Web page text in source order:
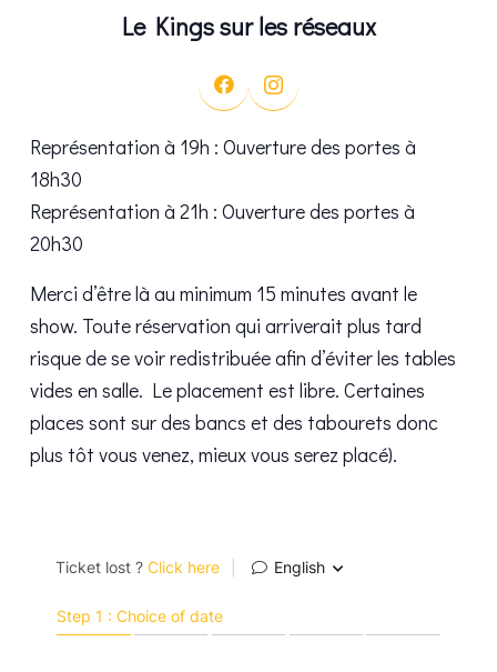
Le Kings sur les réseaux
Représentation à 19h : Ouverture des portes à
18h30
Représentation à 21h : Ouverture des portes à
20h30
Merci d’être là au minimum 15 minutes avant le
show. Toute réservation qui arriverait plus tard
risque de se voir redistribuée afin d’éviter les tables
vides en salle. Le placement est libre. Certaines
places sont sur des bancs et des tabourets donc
plus tôt vous venez, mieux vous serez placé).